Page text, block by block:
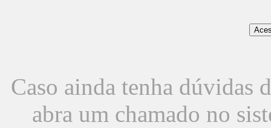
Caso ainda tenha dúvidas
abra um chamado no